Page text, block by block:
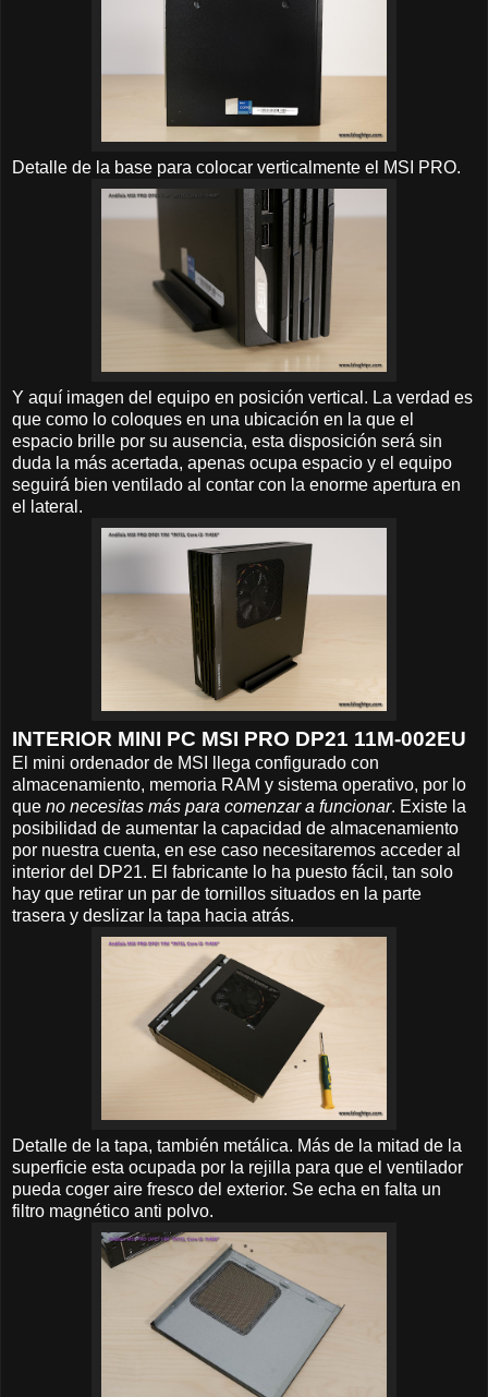
Detalle de la base para colocar verticalmente el MSI PRO.
Y aquí imagen del equipo en posición vertical. La verdad es
que como lo coloques en una ubicación en la que el
espacio brille por su ausencia, esta disposición será sin
duda la más acertada, apenas ocupa espacio y el equipo
seguirá bien ventilado al contar con la enorme apertura en
el lateral.
INTERIOR MINI PC MSI PRO DP21 11M-002EU
El mini ordenador de MSI llega configurado con
almacenamiento, memoria RAM y sistema operativo, por lo
que no necesitas más para comenzar a funcionar. Existe la
posibilidad de aumentar la capacidad de almacenamiento
por nuestra cuenta, en ese caso necesitaremos acceder al
interior del DP21. El fabricante lo ha puesto fácil, tan solo
hay que retirar un par de tornillos situados en la parte
trasera y deslizar la tapa hacia atrás.
Detalle de la tapa, también metálica. Más de la mitad de la
superficie esta ocupada por la rejilla para que el ventilador
pueda coger aire fresco del exterior. Se echa en falta un
filtro magnético anti polvo.